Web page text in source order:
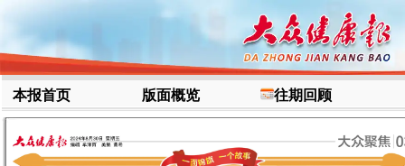
本报首页 版面概览 往期回顾